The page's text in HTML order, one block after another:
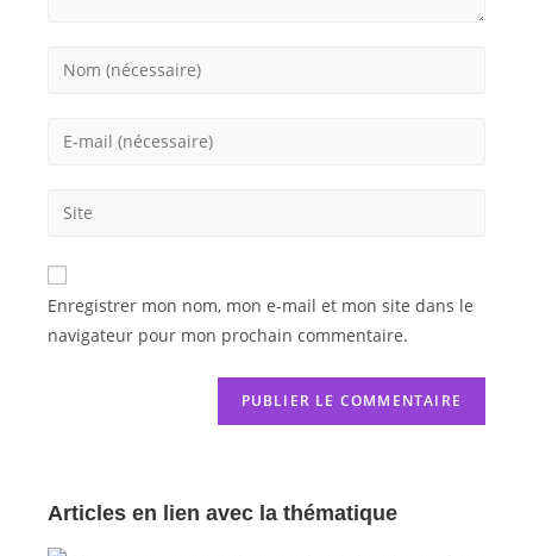
Enregistrer mon nom, mon e-mail et mon site dans le
navigateur pour mon prochain commentaire.
Articles en lien avec la thématique